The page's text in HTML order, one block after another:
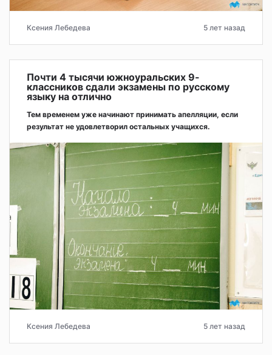
Ксения Лебедева 5 лет назад
Почти 4 тысячи южноуральских 9-
классников сдали экзамены по русскому
языку на отлично
Тем временем уже начинают принимать апелляции, если
результат не удовлетворил остальных учащихся.
Ксения Лебедева 5 лет назад